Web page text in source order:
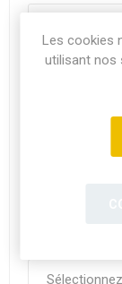
Les cookies
utilisant nos